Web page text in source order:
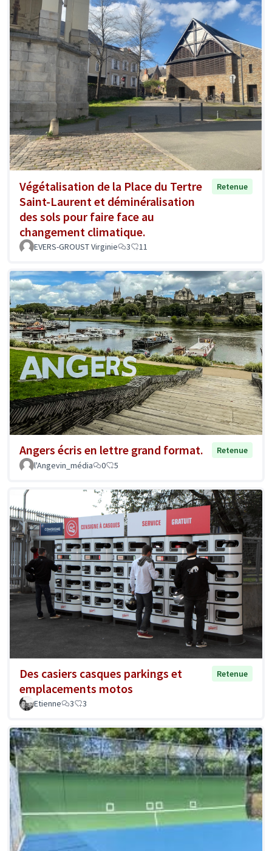
Végétalisation de la Place du Tertre
Saint-Laurent et déminéralisation
des sols pour faire face au
changement climatique.
Retenue
EVERS-GROUST Virginie 3 11
Angers écris en lettre grand format.
Retenue
l'Angevin_média
0 5
Des casiers casques parkings et
emplacements motos
Retenue
Etienne 3 3